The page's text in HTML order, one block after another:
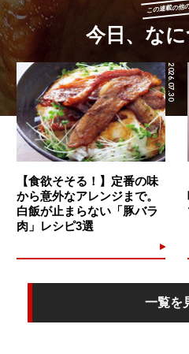
この連載の他
今日、な
2026.07.30
【食欲そそる！】定番の味
から意外なアレンジまで。
白飯が止まらない「豚バラ
肉」レシピ3選
一覧を